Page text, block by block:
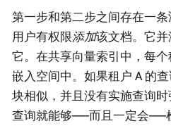
第一步和第二步之间存在一
用户有权限添加该文档。它
它。在共享向量索引中，每
嵌入空间中。如果租户 A 的
块相似，并且没有实施查询
查询就能够——而且一定会——